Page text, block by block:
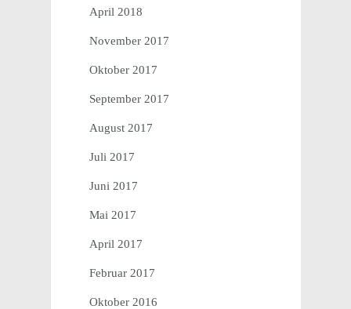
April 2018
November 2017
Oktober 2017
September 2017
August 2017
Juli 2017
Juni 2017
Mai 2017
April 2017
Februar 2017
Oktober 2016